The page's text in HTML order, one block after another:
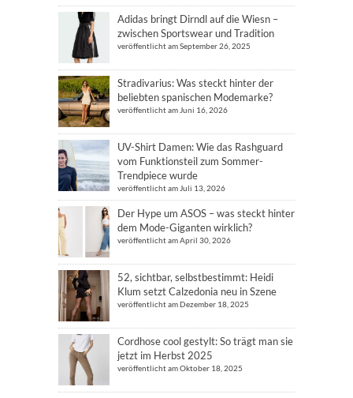
Adidas bringt Dirndl auf die Wiesn –
zwischen Sportswear und Tradition
veröffentlicht am September 26, 2025
Stradivarius: Was steckt hinter der
beliebten spanischen Modemarke?
veröffentlicht am Juni 16, 2026
UV-Shirt Damen: Wie das Rashguard
vom Funktionsteil zum Sommer-
Trendpiece wurde
veröffentlicht am Juli 13, 2026
Der Hype um ASOS – was steckt hinter
dem Mode-Giganten wirklich?
veröffentlicht am April 30, 2026
52, sichtbar, selbstbestimmt: Heidi
Klum setzt Calzedonia neu in Szene
veröffentlicht am Dezember 18, 2025
Cordhose cool gestylt: So trägt man sie
jetzt im Herbst 2025
veröffentlicht am Oktober 18, 2025